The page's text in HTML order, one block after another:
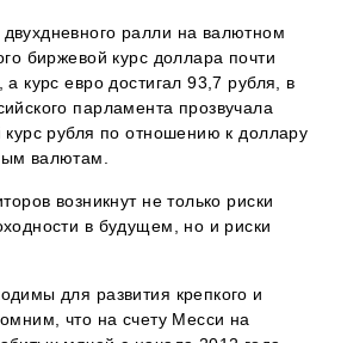
ралли на валютном
биржевой курс доллара почти
курс евро достигал 93,7 рубля, в
парламента прозвучала
курс рубля по отношению к доллару
валютам.
возникнут не только риски
в будущем, но и риски
для развития крепкого и
что на счету Месси на